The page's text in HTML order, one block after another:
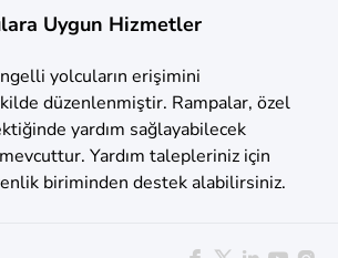
Uygun Hizmetler
yolcuların erişimini
düzenlenmiştir. Rampalar, özel
yardım sağlayabilecek
Yardım talepleriniz için
biriminden destek alabilirsiniz.